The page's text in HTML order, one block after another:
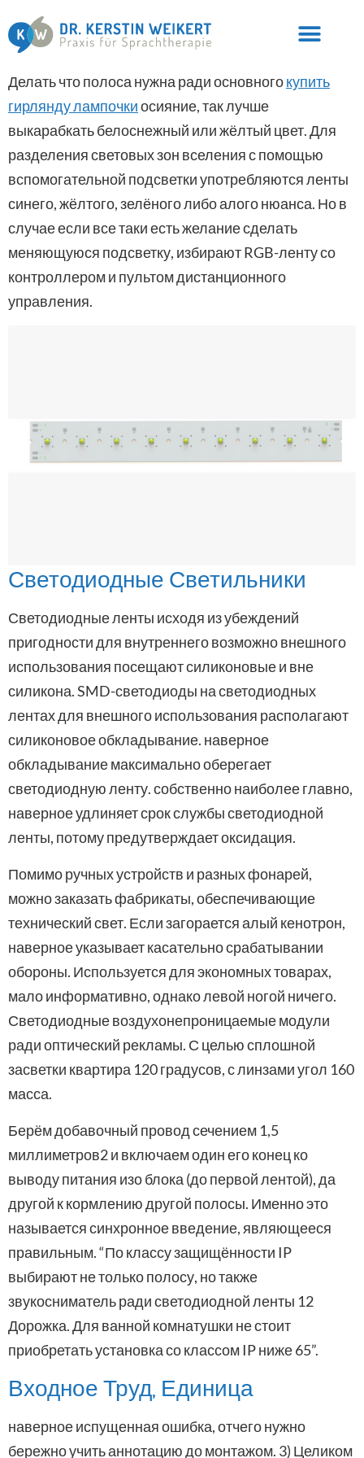
Делать что полоса нужна ради основногокупить
гирлянду лампочкиосияние, так лучше
выкарабкать белоснежный или жёлтый цвет. Для
разделения световых зон вселения с помощью
вспомогательной подсветки употребляются ленты
синего, жёлтого, зелёного либо алого нюанса. Но в
случае если все таки есть желание сделать
меняющуюся подсветку, избирают RGB-ленту со
контроллером и пультом дистанционного
управления.
Светодиодные Светильники
Светодиодные ленты исходя из убеждений
пригодности для внутреннего возможно внешного
использования посещают силиконовые и вне
силикона. SMD-светодиоды на светодиодных
лентах для внешного использования располагают
силиконовое обкладывание. наверное
обкладывание максимально оберегает
светодиодную ленту. собственно наиболее главно,
наверное удлиняет срок службы светодиодной
ленты, потому предутверждает оксидация.
Помимо ручных устройств и разных фонарей,
можно заказать фабрикаты, обеспечивающие
технический свет. Если загорается алый кенотрон,
наверное указывает касательно срабатывании
обороны. Используется для экономных товарах,
мало информативно, однако левой ногой ничего.
Светодиодные воздухонепроницаемые модули
ради оптический рекламы. С целью сплошной
засветки квартира 120 градусов, с линзами угол 160
масса.
Берём добавочный провод сечением 1,5
миллиметров2 и включаем один его конец ко
выводу питания изо блока (до первой лентой), да
другой к кормлению другой полосы. Именно это
называется синхронное введение, являющееся
правильным. “По классу защищённости IP
выбирают не только полосу, но также
звукосниматель ради светодиодной ленты 12
Дорожка. Для ванной комнатушки не стоит
приобретать установка со классом IP ниже 65”.
Входное Труд, Единица
наверное испущенная ошибка, отчего нужно
бережно учить аннотацию до монтажом. 3) Целиком